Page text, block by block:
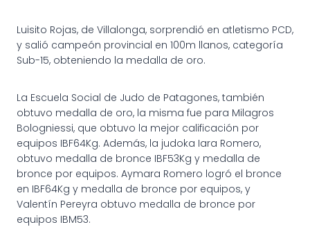
Luisito Rojas, de Villalonga, sorprendió en atletismo PCD,
y salió campeón provincial en 100m llanos, categoría
Sub-15, obteniendo la medalla de oro.
La Escuela Social de Judo de Patagones, también
obtuvo medalla de oro, la misma fue para Milagros
Bologniessi, que obtuvo la mejor calificación por
equipos IBF64Kg. Además, la judoka Iara Romero,
obtuvo medalla de bronce IBF53Kg y medalla de
bronce por equipos. Aymara Romero logró el bronce
en IBF64Kg y medalla de bronce por equipos, y
Valentín Pereyra obtuvo medalla de bronce por
equipos IBM53.